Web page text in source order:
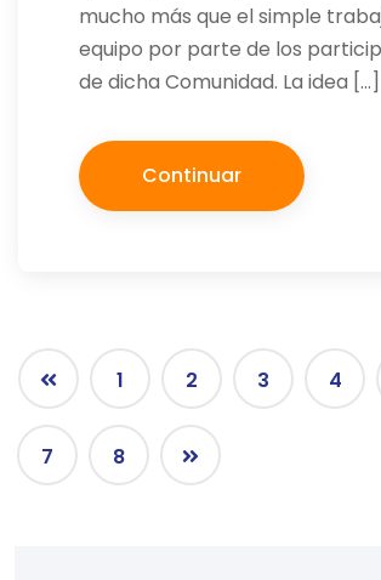
mucho más que el simple
equipo por parte de los
de dicha Comunidad. La idea […]
Continuar
1 2 3 4
7 8